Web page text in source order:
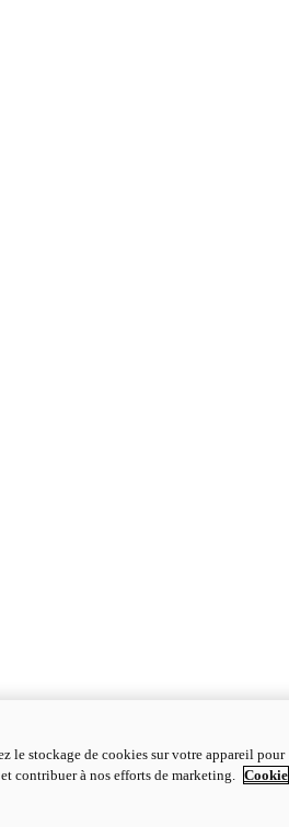
le stockage de cookies sur votre appareil pour
contribuer à nos efforts de marketing. Cookie